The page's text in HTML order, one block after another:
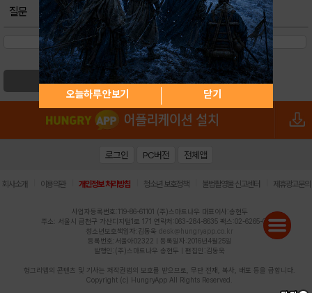
질문
검색
오늘하루 안보기 닫기
로그인 PC버전 전체앱
회사소개 이용약관 개인정보 처리방침 청소년 보호정책 불법촬영물 신고센터 제휴광고문의
사업자등록번호:119-86-61101 (주)스마트나우 대표이사:송현두
주소: 서울시 금천구 가산디지털1로 171 연락처:063-284-8635 팩스:02-6265-0377
청소년보호책임자:김동욱 desk@hungryapp.co.kr
등록번호:서울아02322 | 등록일자:2016년4월25일
발행인:(주)스마트나우 송현두 | 편집인:김동욱
헝그리앱의 콘텐츠 및 기사는 저작권법의 보호를 받으므로, 무단 전재, 복사, 배포 등을 금합니다.
Copyright (c) HungryApp All Rights Reserved.